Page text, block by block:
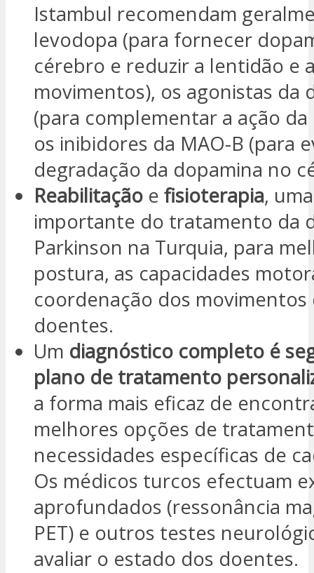
Istambul recomendam
levodopa (para fornecer
cérebro e reduzir a lentidão e
movimentos), os agonistas da
(para complementar a ação
os inibidores da MAO-B (para
degradação da dopamina no
Reabilitação e fisioterapia,
importante do tratamento da
Parkinson na Turquia, para
postura, as capacidades
coordenação dos movimentos
doentes.
Um diagnóstico completo é
plano de tratamento
a forma mais eficaz de
melhores opções de
necessidades específicas de
Os médicos turcos efectuam
aprofundados (ressonância
PET) e outros testes
avaliar o estado dos doentes.